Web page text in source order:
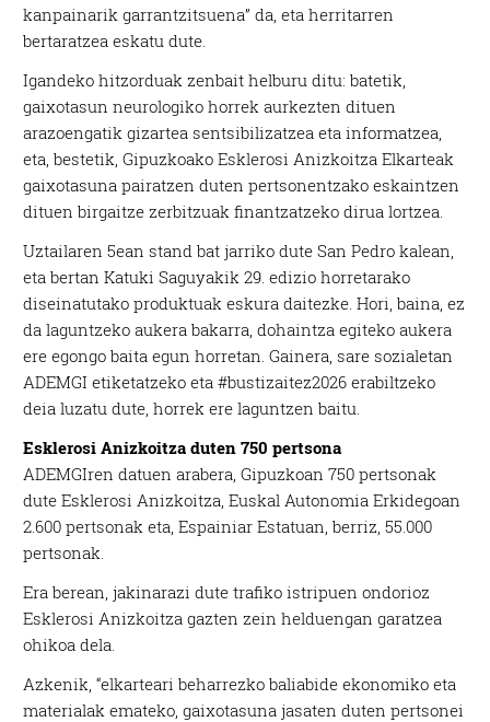
kanpainarik garrantzitsuena” da, eta herritarren
bertaratzea eskatu dute.
Igandeko hitzorduak zenbait helburu ditu: batetik,
gaixotasun neurologiko horrek aurkezten dituen
arazoengatik gizartea sentsibilizatzea eta informatzea,
eta, bestetik, Gipuzkoako Esklerosi Anizkoitza Elkarteak
gaixotasuna pairatzen duten pertsonentzako eskaintzen
dituen birgaitze zerbitzuak finantzatzeko dirua lortzea.
Uztailaren 5ean stand bat jarriko dute San Pedro kalean,
eta bertan Katuki Saguyakik 29. edizio horretarako
diseinatutako produktuak eskura daitezke. Hori, baina, ez
da laguntzeko aukera bakarra, dohaintza egiteko aukera
ere egongo baita egun horretan. Gainera, sare sozialetan
ADEMGI etiketatzeko eta #bustizaitez2026 erabiltzeko
deia luzatu dute, horrek ere laguntzen baitu.
Esklerosi Anizkoitza duten 750 pertsona
ADEMGIren datuen arabera, Gipuzkoan 750 pertsonak
dute Esklerosi Anizkoitza, Euskal Autonomia Erkidegoan
2.600 pertsonak eta, Espainiar Estatuan, berriz, 55.000
pertsonak.
Era berean, jakinarazi dute trafiko istripuen ondorioz
Esklerosi Anizkoitza gazten zein helduengan garatzea
ohikoa dela.
Azkenik, “elkarteari beharrezko baliabide ekonomiko eta
materialak emateko, gaixotasuna jasaten duten pertsonei